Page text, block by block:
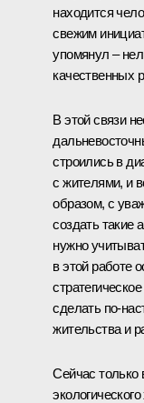
находится
свежим
упомянул –
качественных
В этой связи
строились в
с жителями, и
образом, с
создать такие
нужно
в этой работе
сделать по-
жительства и
Сейчас только